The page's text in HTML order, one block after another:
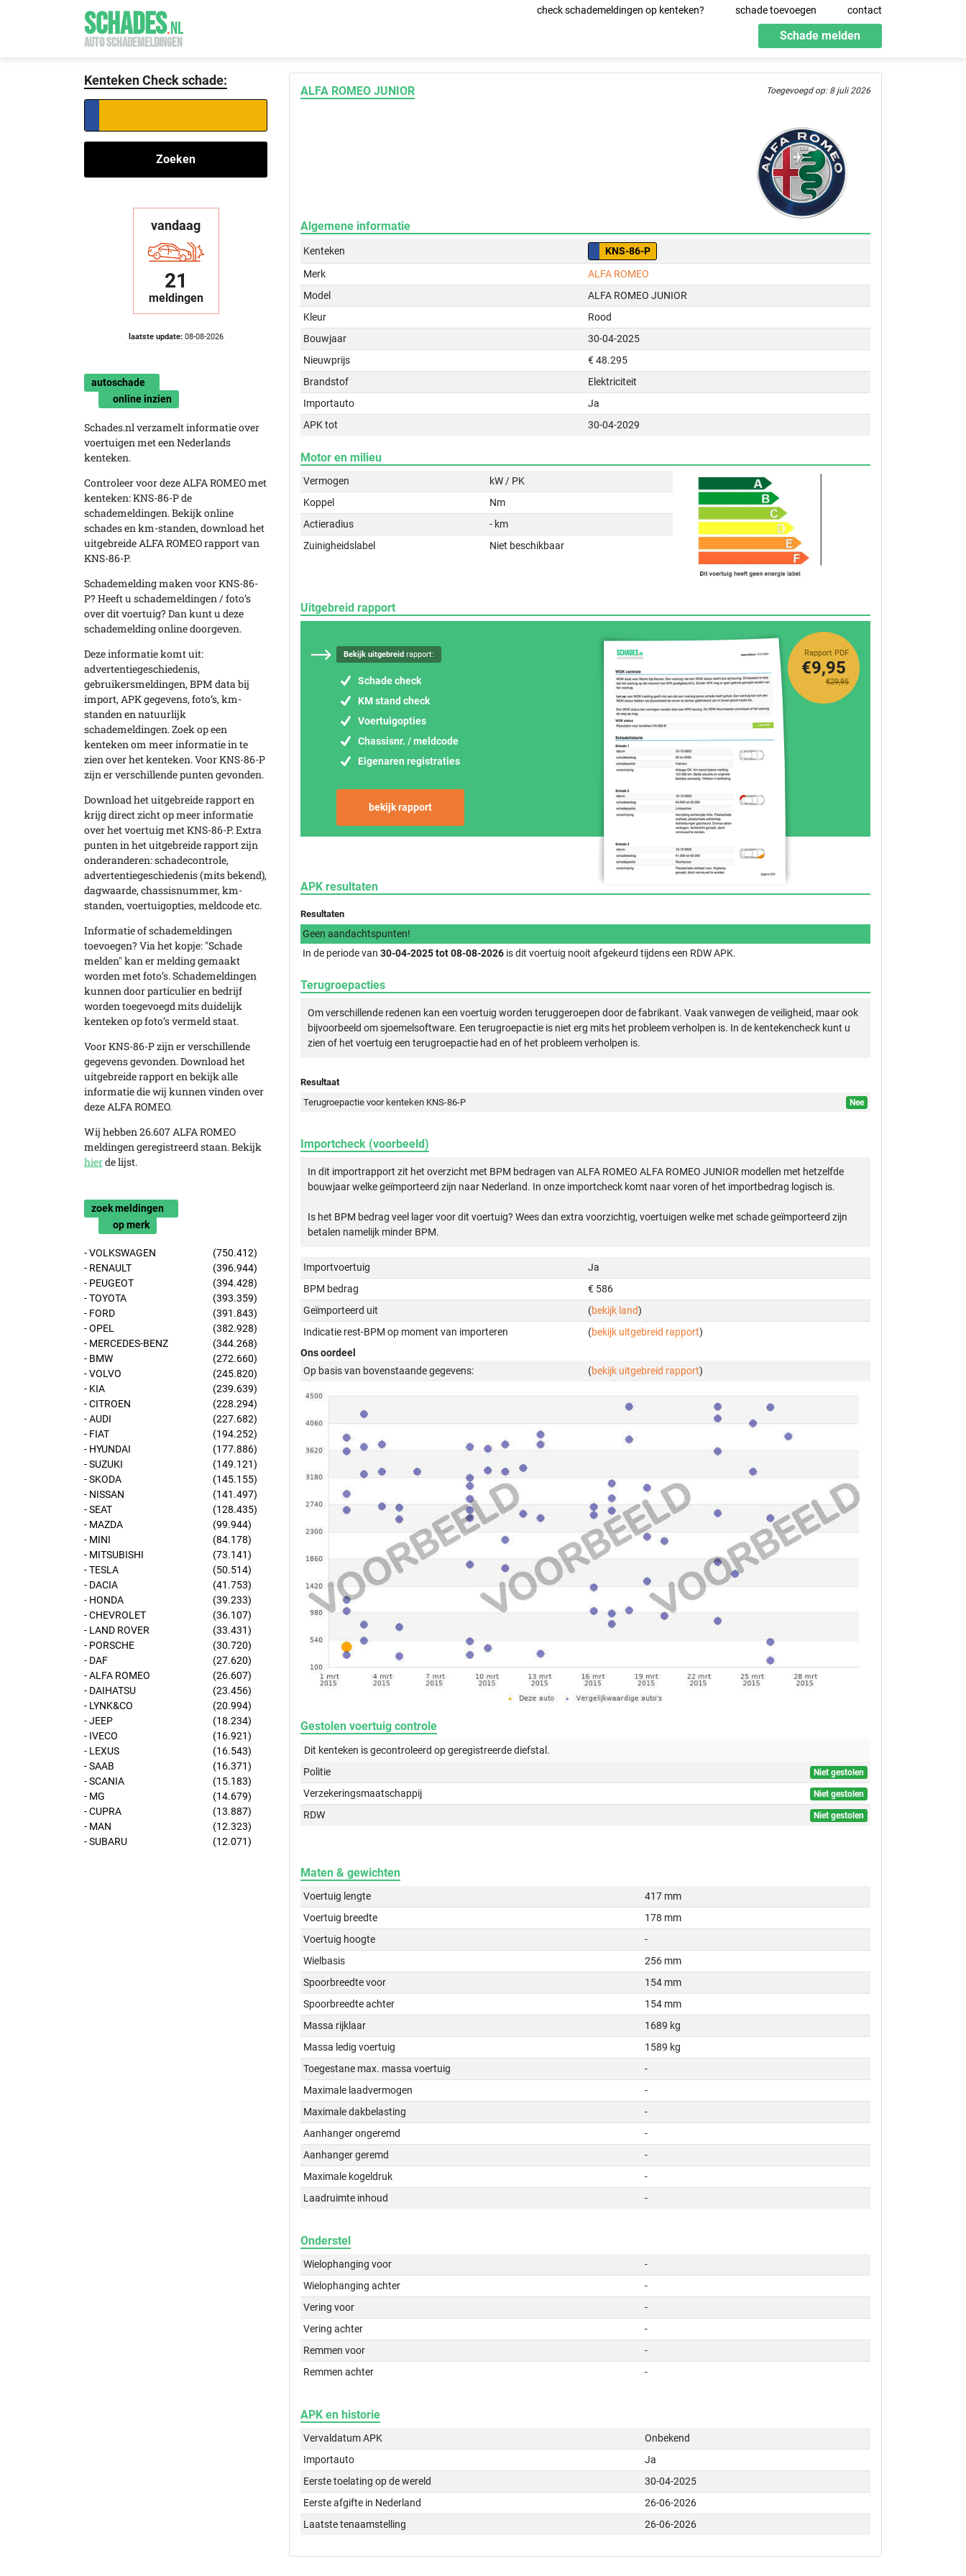
SCHADES.NL
AUTO SCHADEMELDINGEN
check schademeldingen op kenteken? schade toevoegen contact
Schade melden
Kenteken Check schade:
Zoeken
vandaag
21
meldingen
laatste update:08-08-2026
autoschade
online inzien
Schades.nl verzamelt informatie over
voertuigen met een Nederlands
kenteken.
Controleer voor deze ALFA ROMEO met
kenteken: KNS-86-P de
schademeldingen. Bekijk online
schades en km-standen, download het
uitgebreide ALFA ROMEO rapport van
KNS-86-P.
Schademelding maken voor KNS-86-
P? Heeft u schademeldingen / foto’s
over dit voertuig? Dan kunt u deze
schademelding online doorgeven.
Deze informatie komt uit:
advertentiegeschiedenis,
gebruikersmeldingen, BPM data bij
import, APK gegevens, foto’s, km-
standen en natuurlijk
schademeldingen. Zoek op een
kenteken om meer informatie in te
zien over het kenteken. Voor KNS-86-P
zijn er verschillende punten gevonden.
Download het uitgebreide rapport en
krijg direct zicht op meer informatie
over het voertuig met KNS-86-P. Extra
punten in het uitgebreide rapport zijn
onderanderen: schadecontrole,
advertentiegeschiedenis (mits bekend),
dagwaarde, chassisnummer, km-
standen, voertuigopties, meldcode etc.
Informatie of schademeldingen
toevoegen? Via het kopje: "Schade
melden" kan er melding gemaakt
worden met foto’s. Schademeldingen
kunnen door particulier en bedrijf
worden toegevoegd mits duidelijk
kenteken op foto’s vermeld staat.
Voor KNS-86-P zijn er verschillende
gegevens gevonden. Download het
uitgebreide rapport en bekijk alle
informatie die wij kunnen vinden over
deze ALFA ROMEO.
Wij hebben 26.607 ALFA ROMEO
meldingen geregistreerd staan. Bekijk
hierde lijst.
zoek meldingen
op merk
- VOLKSWAGEN
(750.412)
- RENAULT
(396.944)
- PEUGEOT
(394.428)
- TOYOTA
(393.359)
- FORD
(391.843)
- OPEL
(382.928)
- MERCEDES-BENZ
(344.268)
- BMW
(272.660)
- VOLVO
(245.820)
- KIA
(239.639)
- CITROEN
(228.294)
- AUDI
(227.682)
- FIAT
(194.252)
- HYUNDAI
(177.886)
- SUZUKI
(149.121)
- SKODA
(145.155)
- NISSAN
(141.497)
- SEAT
(128.435)
- MAZDA
(99.944)
- MINI
(84.178)
- MITSUBISHI
(73.141)
- TESLA
(50.514)
- DACIA
(41.753)
- HONDA
(39.233)
- CHEVROLET
(36.107)
- LAND ROVER
(33.431)
- PORSCHE
(30.720)
- DAF
(27.620)
- ALFA ROMEO
(26.607)
- DAIHATSU
(23.456)
- LYNK&CO
(20.994)
- JEEP
(18.234)
- IVECO
(16.921)
- LEXUS
(16.543)
- SAAB
(16.371)
- SCANIA
(15.183)
- MG
(14.679)
- CUPRA
(13.887)
- MAN
(12.323)
- SUBARU
(12.071)
ALFA ROMEO JUNIOR Toegevoegd op: 8 juli 2026
Algemene informatie
Kenteken
KNS-86-P
Merk
ALFA ROMEO
Model
ALFA ROMEO JUNIOR
Kleur
Rood
Bouwjaar
30-04-2025
Nieuwprijs
€ 48.295
Brandstof
Elektriciteit
Importauto
Ja
APK tot
30-04-2029
Motor en milieu
Vermogen
kW / PK
Koppel
Nm
Actieradius
- km
Zuinigheidslabel
Niet beschikbaar
Uitgebreid rapport
Bekijk uitgebreid rapport:
Schade check
KM stand check
Voertuigopties
Chassisnr. / meldcode
Eigenaren registraties
bekijk rapport
Rapport PDF
€29,95
€9,95
APK resultaten
Resultaten
Geen aandachtspunten!
In de periode van 30-04-2025 tot 08-08-2026 is dit voertuig nooit afgekeurd tijdens een RDW APK.
Terugroepacties
Om verschillende redenen kan een voertuig worden teruggeroepen door de fabrikant. Vaak vanwegen de veiligheid, maar ook
bijvoorbeeld om sjoemelsoftware. Een terugroepactie is niet erg mits het probleem verholpen is. In de kentekencheck kunt u
zien of het voertuig een terugroepactie had en of het probleem verholpen is.
Resultaat
Terugroepactie voor kenteken KNS-86-P
Nee
Importcheck (voorbeeld)
In dit importrapport zit het overzicht met BPM bedragen van ALFA ROMEO ALFA ROMEO JUNIOR modellen met hetzelfde
bouwjaar welke geïmporteerd zijn naar Nederland. In onze importcheck komt naar voren of het importbedrag logisch is.
Is het BPM bedrag veel lager voor dit voertuig? Wees dan extra voorzichtig, voertuigen welke met schade geïmporteerd zijn
betalen namelijk minder BPM.
Importvoertuig
Ja
BPM bedrag
€ 586
Geïmporteerd uit
(bekijk land)
Indicatie rest-BPM op moment van importeren
(bekijk uitgebreid rapport)
Ons oordeel
Op basis van bovenstaande gegevens:
(bekijk uitgebreid rapport)
Gestolen voertuig controle
Dit kenteken is gecontroleerd opgeregistreerdediefstal.
Politie
Niet gestolen
Verzekeringsmaatschappij Niet gestolen
RDW Niet gestolen
Maten & gewichten
Voertuig lengte
417 mm
Voertuig breedte
178 mm
Voertuig hoogte
-
Wielbasis
256 mm
Spoorbreedte voor
154 mm
Spoorbreedte achter
154 mm
Massa rijklaar
1689 kg
Massa ledig voertuig
1589 kg
Toegestane max. massa voertuig
-
Maximale laadvermogen
-
Maximale dakbelasting
-
Aanhanger ongeremd
-
Aanhanger geremd
-
Maximale kogeldruk
-
Laadruimte inhoud
-
Onderstel
Wielophanging voor
-
Wielophanging achter
-
Vering voor
-
Vering achter
-
Remmen voor
-
Remmen achter
-
APK en historie
Vervaldatum APK
Onbekend
Importauto
Ja
Eerste toelating op de wereld
30-04-2025
Eerste afgifte in Nederland
26-06-2026
Laatste tenaamstelling
26-06-2026